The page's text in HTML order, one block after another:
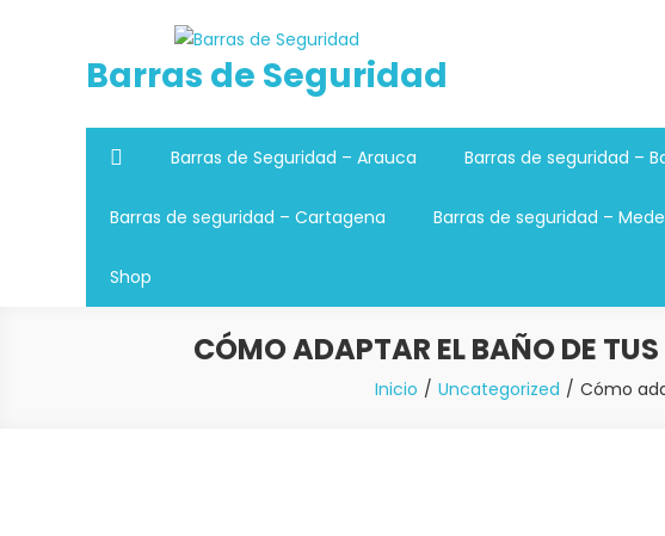
Barras de Seguridad
Barras de Seguridad – Arauca Barras de seguridad –
Barras de seguridad – Cartagena Barras de seguridad –
Shop
CÓMO ADAPTAR EL BAÑO DE
Inicio Uncategorized Cómo